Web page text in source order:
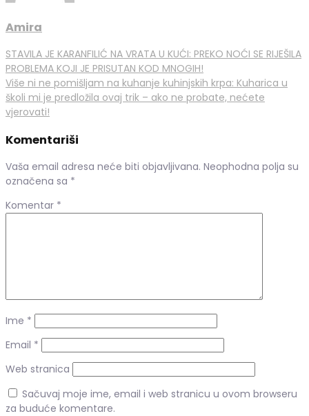
Sve
Već
Kod
Kuće
Brzo
Amira
Navigacija
članaka
STAVILA JE KARANFILIĆ NA VRATA U KUĆI: PREKO NOĆI SE RIJEŠILA
PROBLEMA KOJI JE PRISUTAN KOD MNOGIH!
Više ni ne pomišljam na kuhanje kuhinjskih krpa: Kuharica u
školi mi je predložila ovaj trik – ako ne probate, nećete
vjerovati!
Komentariši
Vaša email adresa neće biti objavljivana. Neophodna polja su
označena sa *
Komentar *
Ime *
Email *
Web stranica
Sačuvaj moje ime, email i web stranicu u ovom browseru
za buduće komentare.